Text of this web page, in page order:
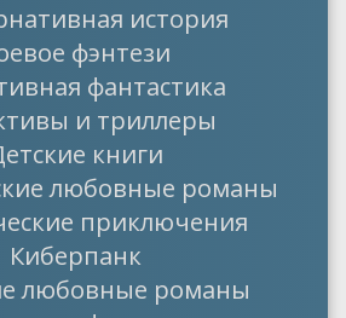
история
фэнтези
фантастика
и триллеры
книги
любовные романы
приключения
Киберпанк
любовные романы